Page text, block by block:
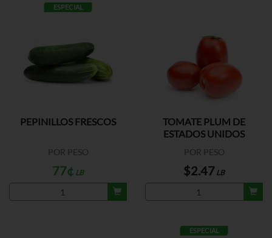
ESPECIAL
PEPINILLOS FRESCOS
POR PESO
77¢ LB
TOMATE PLUM DE
ESTADOS UNIDOS
POR PESO
$2.47 LB
ESPECIAL